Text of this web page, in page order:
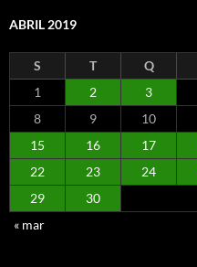
ABRIL 2019
S T Q
1
2 3
8
9 10
15
16 17
22
23 24
29
30
« mar